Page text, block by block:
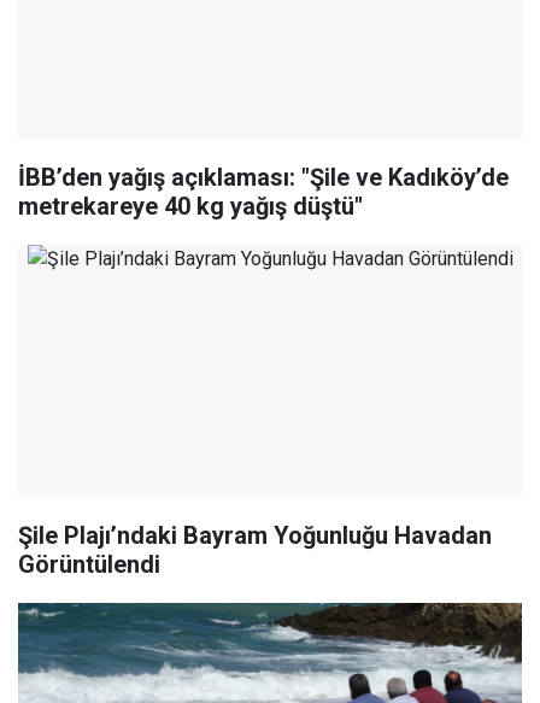
İBB’den yağış açıklaması: "Şile ve Kadıköy’de
metrekareye 40 kg yağış düştü"
Şile Plajı’ndaki Bayram Yoğunluğu Havadan
Görüntülendi